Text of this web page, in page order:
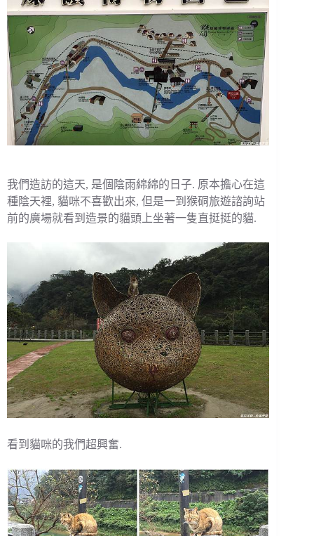
我們造訪的這天, 是個陰雨綿綿的日子. 原本擔心在這
種陰天裡, 貓咪不喜歡出來, 但是一到猴硐旅遊諮詢站
前的廣場就看到造景的貓頭上坐著一隻直挺挺的貓.
看到貓咪的我們超興奮.